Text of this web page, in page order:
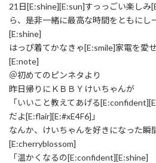
21日[E:shine][E:sun]すっっごい楽しみ
ら、是非一緒に最高な時間をともに
[E:shine]
はっぴ着てかなきゃ[E:smile]家電を愛
[E:note]
＠初めてのピンネタより
昨日帰りにＫＢＢＹけいちゃんが
「いいこと教えてあげる
だよ[E:flair][E:#xE4F6]」
なんか、けいちゃんを好きになった瞬
[E:cherryblossom]
「温かくなるの[E:confident][E:shine]